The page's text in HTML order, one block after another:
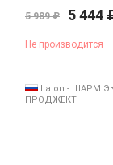
5 989 ₽ 5 444
Не производится
Italon - ШАРМ
ПРОДЖЕКТ